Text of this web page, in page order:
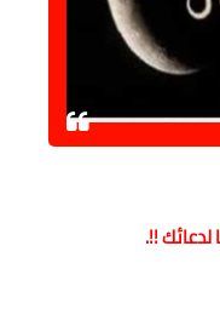
قانونيه
المعلومات
وقضايا
والجمال
لدعائك !!.